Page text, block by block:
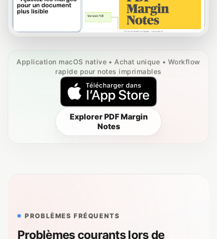
Application macOS native • Achat unique • Workflow
rapide pour notes imprimables
Explorer PDF Margin
Notes
PROBLÈMES FRÉQUENTS
Problèmes courants lors de